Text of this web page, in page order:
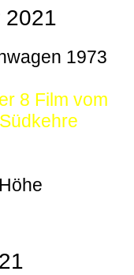
2021
1973
8 Film vom